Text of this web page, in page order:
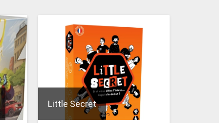
Little Secret